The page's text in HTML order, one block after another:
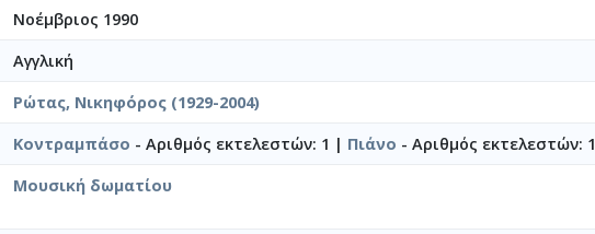
Νοέμβριος 1990
Αγγλική
Ρώτας, Νικηφόρος (1929-2004)
Κοντραμπάσο - Αριθμός εκτελεστών: 1 | Πιάνο - Αριθμός εκτελεστών: 1
Μουσική δωματίου